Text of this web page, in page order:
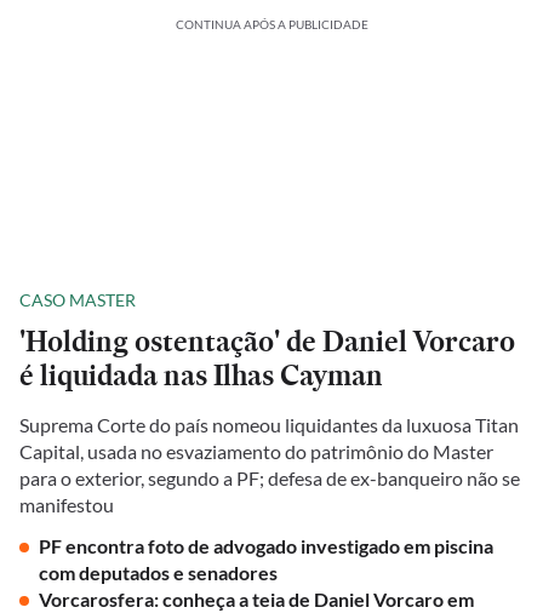
CONTINUA APÓS A PUBLICIDADE
CASO MASTER
'Holding ostentação' de Daniel Vorcaro
é liquidada nas Ilhas Cayman
Suprema Corte do país nomeou liquidantes da luxuosa Titan
Capital, usada no esvaziamento do patrimônio do Master
para o exterior, segundo a PF; defesa de ex-banqueiro não se
manifestou
PF encontra foto de advogado investigado em piscina
com deputados e senadores
Vorcarosfera: conheça a teia de Daniel Vorcaro em